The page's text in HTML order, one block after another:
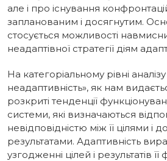
але і про існування
запланованим і досягнутим.
стосується можливості
неадаптівної стратегії діям
На категоріальному рівні
неадаптивність», як нам
розкриті тенденції
системи, які визначаються
невідповідністю між її цілями і
результатами. Адаптивність
узгодженні цілей і результатів